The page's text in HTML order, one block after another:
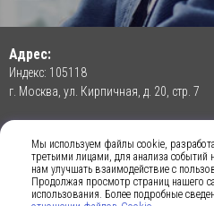
Мы используем файлы cookie,
третьими лицами, для анализа событий
нам улучшать взаимодействие с
Продолжая просмотр страниц нашего
использования. Более подробные
Адрес:
Индекс: 105118
г. Москва, ул. Кирпичная, д. 20, стр. 7
Email: info@best-v.ru
Тел.: +7 (495) 782-00-23
Факс: +7 (495) 782-00-23